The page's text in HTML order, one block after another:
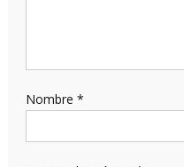
Nombre *